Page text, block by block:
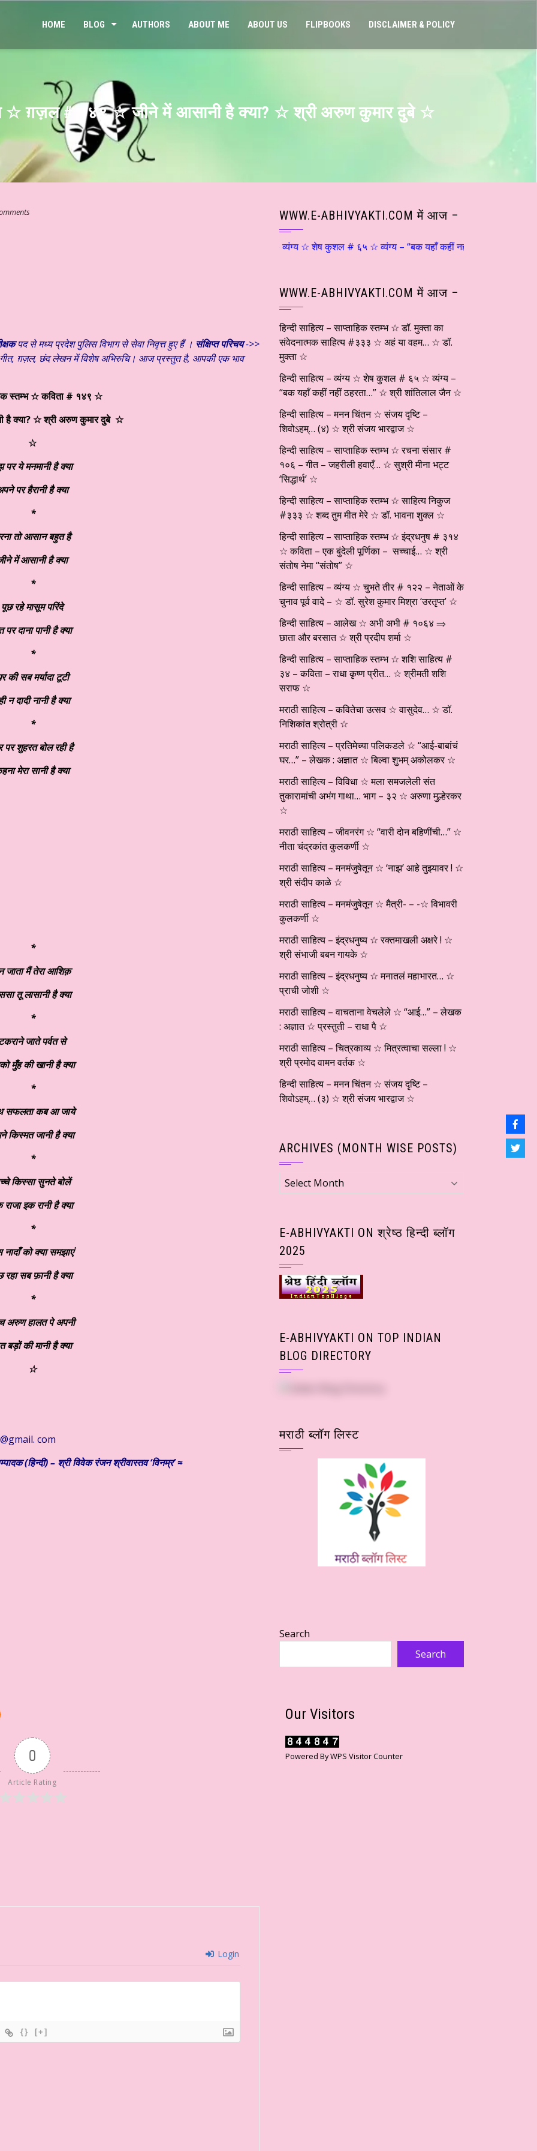
HOME BLOG AUTHORS ABOUT ME ABOUT US FLIPBOOKS DISCLAIMER & POLICY
☆ ग़ज़ल # १४९ ☆ जीने में आसानी है क्या? ☆ श्री अरुण कुमार दुबे ☆
पद से मध्य प्रदेश पुलिस विभाग से सेवा निवृत्त हुए हैं । संक्षिप्त परिचय->>
गीत, ग़ज़ल, छंद लेखन में विशेष अभिरुचि। आजप्रस्तुत है, आपकी एक भाव
स्तम्भ ☆ कविता # १४९ ☆
है क्या?☆ श्री अरुण कुमार दुबे ☆
☆
पर ये मनमानी है क्या
पर हैरानी है क्या
*
तो आसान बहुत है
में आसानी है क्या
*
पूछ रहे मासूम परिंदे
पर दाना पानी है क्या
*
की सब मर्यादा टूटी
न दादी नानी है क्या
*
पर शुहरत बोल रही है
मेरा सानी है क्या
*
जाता मैं तेरा आशिक़
तू लासानी है क्या
*
टकराने जाते पर्वत से
मुँह की खानी है क्या
*
सफलता कब आ जाये
किस्मत जानी है क्या
*
किस्सा सुनते बोलें
राजा इक रानी है क्या
*
नादाँ को क्या समझाएं
रहा सब फ़ानी है क्या
*
अरुण हालत पे अपनी
बड़ों की मानी है क्या
☆
com
(हिन्दी) – श्री विवेक रंजन श्रीवास्तव ‘विनम्र’ ≈
0
Article Rating
Login
{} [+]
WWW.E-ABHIVYAKTI.COM में आज –
संवेदनात्मक साहित्य #३३३ ☆ अहं या वहम… ☆ डॉ. मुक्ता ☆ हिन्दी साहित्य – व्यंग्य ☆ शेष कुशल # ६५ ☆ व्यंग्य – “बक यहाँ कहीं नहीं ठहरता…” ☆ श्री
WWW.E-ABHIVYAKTI.COM में आज –
हिन्दी साहित्य – साप्ताहिक स्तम्भ ☆ डॉ. मुक्ता का
संवेदनात्मक साहित्य #३३३ ☆ अहं या वहम… ☆ डॉ.
मुक्ता ☆
हिन्दी साहित्य – व्यंग्य ☆ शेष कुशल # ६५ ☆ व्यंग्य –
“बक यहाँ कहीं नहीं ठहरता…” ☆ श्री शांतिलाल जैन ☆
हिन्दी साहित्य – मनन चिंतन ☆ संजय दृष्टि –
शिवोऽहम्… (४) ☆ श्री संजय भारद्वाज ☆
हिन्दी साहित्य – साप्ताहिक स्तम्भ ☆ रचना संसार #
१०६ – गीत – जहरीली हवाएँ… ☆ सुश्री मीना भट्ट
‘सिद्धार्थ’ ☆
हिन्दी साहित्य – साप्ताहिक स्तम्भ ☆ साहित्य निकुज
#३३३ ☆ शब्द तुम मीत मेरे ☆ डॉ. भावना शुक्ल ☆
हिन्दी साहित्य – साप्ताहिक स्तम्भ ☆ इंद्रधनुष # ३१४
☆ कविता – एक बुंदेली पूर्णिका – सच्चाई… ☆ श्री
संतोष नेमा “संतोष” ☆
हिन्दी साहित्य – व्यंग्य ☆ चुभते तीर # १२२ – नेताओं के
चुनाव पूर्व वादे – ☆ डॉ. सुरेश कुमार मिश्रा ‘उरतृप्त’ ☆
हिन्दी साहित्य – आलेख ☆ अभी अभी # १०६४ ⇒
छाता और बरसात ☆ श्री प्रदीप शर्मा ☆
हिन्दी साहित्य – साप्ताहिक स्तम्भ ☆ शशि साहित्य #
३४ – कविता – राधा कृष्ण प्रीत… ☆ श्रीमती शशि
सराफ ☆
मराठी साहित्य – कवितेचा उत्सव ☆ वासुदेव… ☆ डाॅ.
निशिकांत श्रोत्री ☆
मराठी साहित्य – प्रतिमेच्या पलिकडले ☆ “आई-बाबांचं
घर…” – लेखक : अज्ञात ☆ बिल्वा शुभम् अकोलकर ☆
मराठी साहित्य – विविधा ☆ मला समजलेली संत
तुकारामांची अभंग गाथा… भाग – ३२ ☆ अरुणा मुल्हेरकर
☆
मराठी साहित्य – जीवनरंग ☆ “वारी दोन बहिणींची…” ☆
नीता चंद्रकांत कुलकर्णी ☆
मराठी साहित्य – मनमंजुषेतून ☆ ‘नाझ’ आहे तुझ्यावर ! ☆
श्री संदीप काळे ☆
मराठी साहित्य – मनमंजुषेतून ☆ मैत्री- – -☆ विभावरी
कुलकर्णी ☆
मराठी साहित्य – इंद्रधनुष्य ☆ रक्तमाखली अक्षरे ! ☆
श्री संभाजी बबन गायके ☆
मराठी साहित्य – इंद्रधनुष्य ☆ मनातलं महाभारत… ☆
प्राची जोशी ☆
मराठी साहित्य – वाचताना वेचलेले ☆ “आई…” – लेखक
: अज्ञात ☆ प्रस्तुती – राधा पै ☆
मराठी साहित्य – चित्रकाव्य ☆ मित्रत्वाचा सल्ला ! ☆
श्री प्रमोद वामन वर्तक ☆
हिन्दी साहित्य – मनन चिंतन ☆ संजय दृष्टि –
शिवोऽहम्… (३) ☆ श्री संजय भारद्वाज ☆
ARCHIVES (MONTH WISE POSTS)
Archives
(Month
E-ABHIVYAKTI ON श्रेष्ठ हिन्दी ब्लॉग
2025
E-ABHIVYAKTI ON TOP INDIAN
BLOG DIRECTORY
मराठी ब्लॉग लिस्ट
Search
Search
Our Visitors
Powered ByWPS Visitor Counter